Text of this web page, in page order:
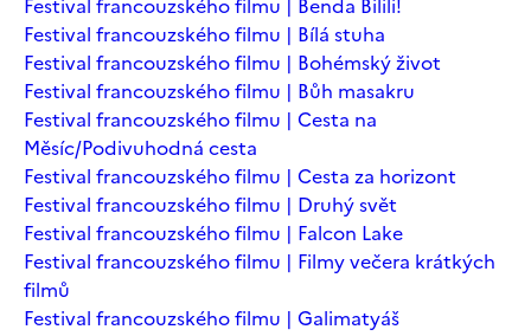
Festival francouzského filmu | Bílá stuha
Festival francouzského filmu | Bohémský život
Festival francouzského filmu | Bůh masakru
Festival francouzského filmu | Cesta na
Měsíc/Podivuhodná cesta
Festival francouzského filmu | Cesta za horizont
Festival francouzského filmu | Druhý svět
Festival francouzského filmu | Falcon Lake
Festival francouzského filmu | Filmy večera krátkých
filmů
Festival francouzského filmu | Galimatyáš